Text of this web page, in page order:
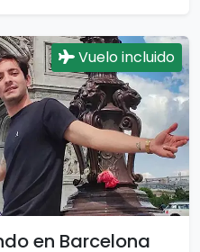
Vuelo incluido
en Barcelona